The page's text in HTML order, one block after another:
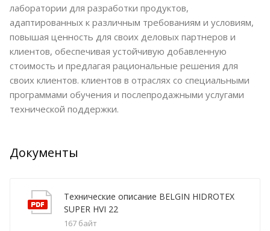
лаборатории для разработки продуктов,
адаптированных к различным требованиям и условиям,
повышая ценность для своих деловых партнеров и
клиентов, обеспечивая устойчивую добавленную
стоимость и предлагая рациональные решения для
своих клиентов. клиентов в отраслях со специальными
программами обучения и послепродажными услугами
технической поддержки.
Документы
Технические описание BELGIN HIDROTEX
SUPER HVI 22
167 байт